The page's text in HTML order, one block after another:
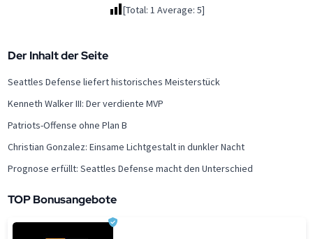
[Total: 1 Average: 5]
Der Inhalt der Seite
Seattles Defense liefert historisches Meisterstück
Kenneth Walker III: Der verdiente MVP
Patriots-Offense ohne Plan B
Christian Gonzalez: Einsame Lichtgestalt in dunkler Nacht
Prognose erfüllt: Seattles Defense macht den Unterschied
TOP Bonusangebote